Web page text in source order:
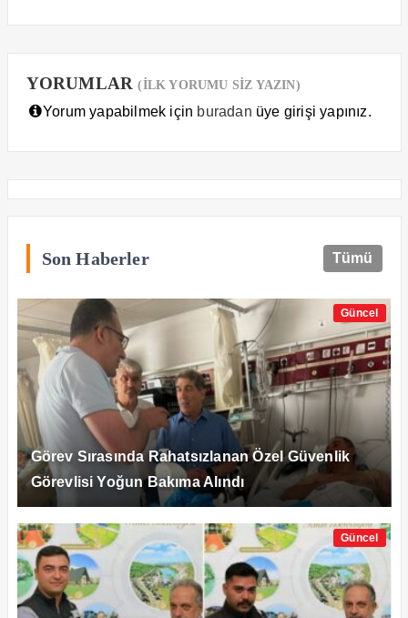
YORUMLAR(İLK YORUMU SİZ YAZIN)
Yorum yapabilmek için buradan üye girişi yapınız.
Son Haberler Tümü
Güncel
Görev Sırasında Rahatsızlanan Özel Güvenlik
Görevlisi Yoğun Bakıma Alındı
Güncel